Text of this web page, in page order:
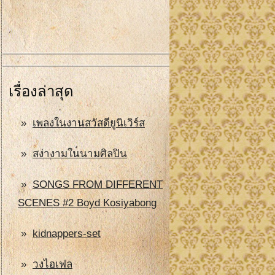
เรื่องล่าสุด
เพลงในงานสวัสดียูนิเวิร์ส
สง่างามในนามศิลปิน
SONGS FROM DIFFERENT
SCENES #2 Boyd Kosiyabong
kidnappers-set
วงไอเฟล